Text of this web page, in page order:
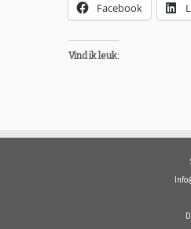
Facebook
Vind ik leuk: